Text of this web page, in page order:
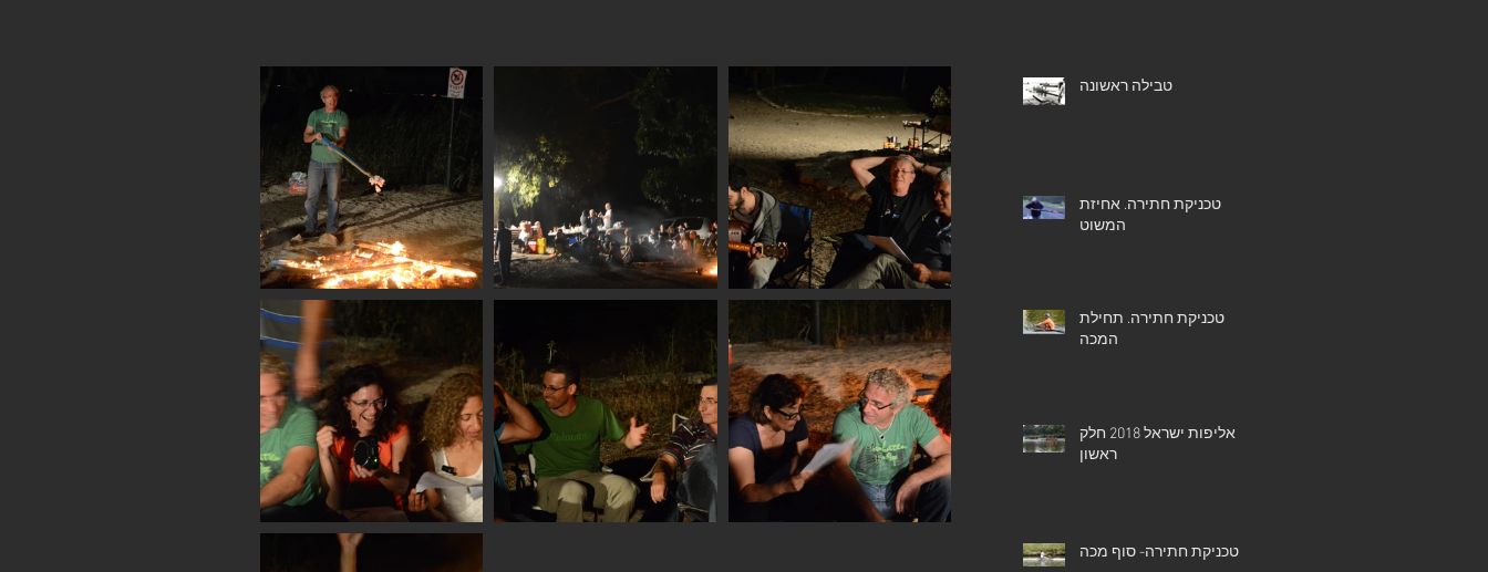
טבילה ראשונה
טכניקת חתירה. אחיזת
המשוט
טכניקת חתירה. תחילת
המכה
אליפות ישראל 2018 חלק
ראשון
טכניקת חתירה- סוף מכה